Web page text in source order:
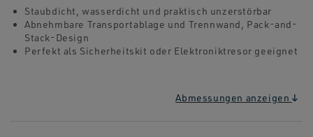
Staubdicht, wasserdicht und praktisch unzerstörbar
Abnehmbare Transportablage und Trennwand, Pack-and-
Stack-Design
Perfekt als Sicherheitskit oder Elektroniktresor geeignet
Abmessungen anzeigen